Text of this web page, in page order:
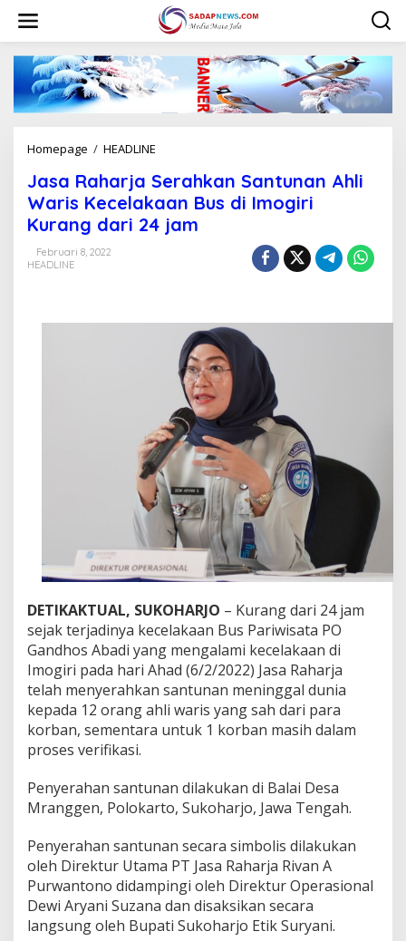
w
Homepage / HEADLINE
s
a
R
a
S
a
n
S
a
n
t
n
h
i
W
a
r
i
s
K
e
l
a
a
a
n
B
u
s
Jasa Raharja Serahkan Santunan Ahli
Waris Kecelakaan Bus di Imogiri
Kurang dari 24 jam
Februari 8, 2022
HEADLINE
DETIKAKTUAL, SUKOHARJO – Kurang dari 24 jam
sejak terjadinya kecelakaan Bus Pariwisata PO
Gandhos Abadi yang mengalami kecelakaan di
Imogiri pada hari Ahad (6/2/2022) Jasa Raharja
telah menyerahkan santunan meninggal dunia
kepada 12 orang ahli waris yang sah dari para
korban, sementara untuk 1 korban masih dalam
proses verifikasi.
Penyerahan santunan dilakukan di Balai Desa
Mranggen, Polokarto, Sukoharjo, Jawa Tengah.
Penyerahan santunan secara simbolis dilakukan
oleh Direktur Utama PT Jasa Raharja Rivan A
Purwantono didampingi oleh Direktur Operasional
Dewi Aryani Suzana dan disaksikan secara
langsung oleh Bupati Sukoharjo Etik Suryani.